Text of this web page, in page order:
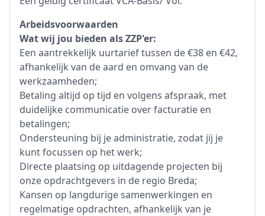
Arbeidsvoorwaarden
Wat wij jou bieden als ZZP'er:
Een aantrekkelijk uurtarief tussen de €38 en €42,
afhankelijk van de aard en omvang van de
werkzaamheden;
Betaling altijd op tijd en volgens afspraak, met
duidelijke communicatie over facturatie en
betalingen;
Ondersteuning bij je administratie, zodat jij je
kunt focussen op het werk;
Directe plaatsing op uitdagende projecten bij
onze opdrachtgevers in de regio Breda;
Kansen op langdurige samenwerkingen en
regelmatige opdrachten, afhankelijk van je